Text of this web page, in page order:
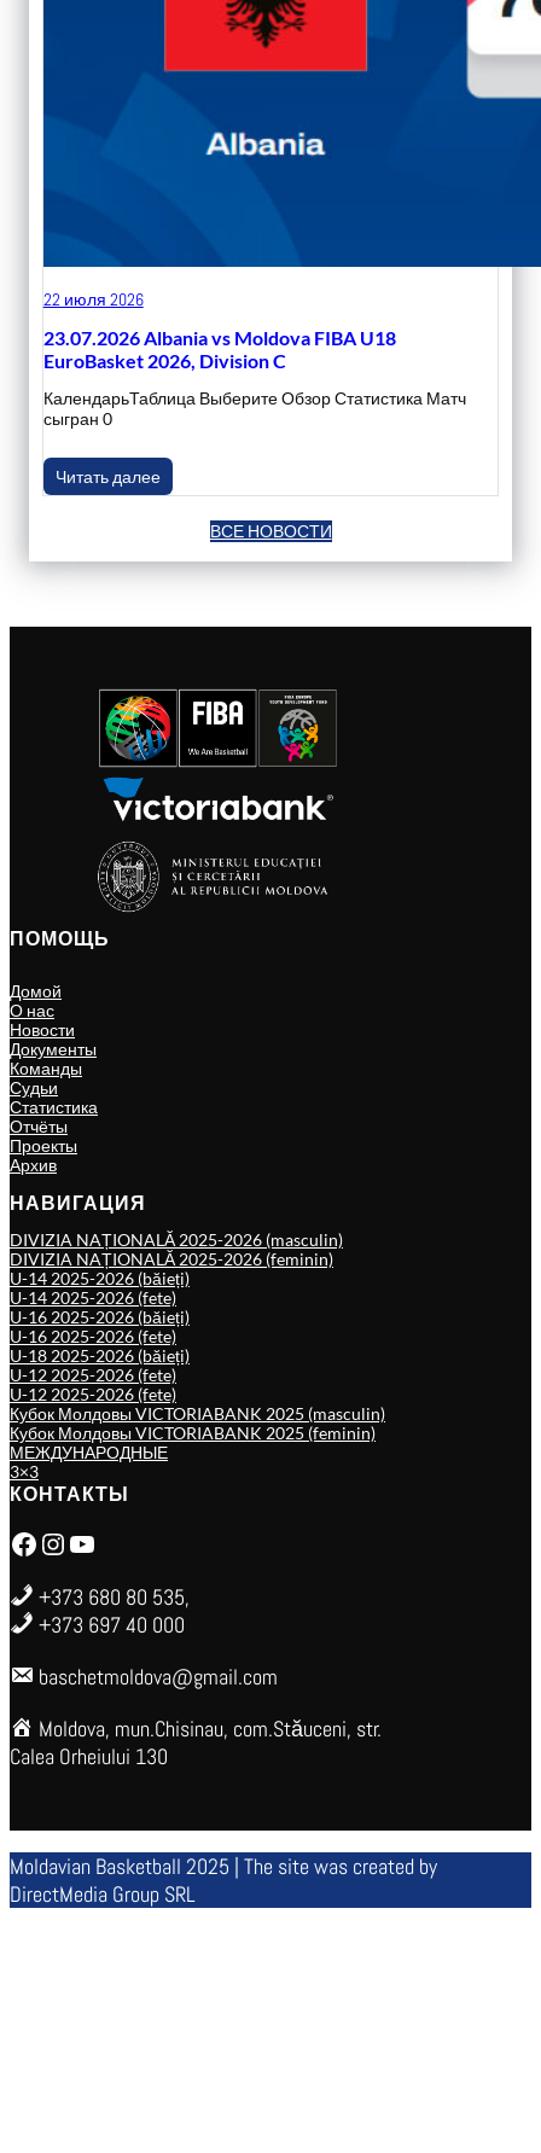
22 июля 2026
23.07.2026 Albania vs Moldova FIBA U18
EuroBasket 2026, Division C
КалендарьТаблица Выберите Обзор Статистика Матч
сыгран 0
Читать далее
ВСЕ НОВОСТИ
ПОМОЩЬ
Домой
О нас
Новости
Документы
Команды
Судьи
Статистика
Отчёты
Проекты
Архив
НАВИГАЦИЯ
DIVIZIA NAȚIONALĂ 2025-2026 (masculin)
DIVIZIA NAȚIONALĂ 2025-2026 (feminin)
U-14 2025-2026 (băieți)
U-14 2025-2026 (fete)
U-16 2025-2026 (băieți)
U-16 2025-2026 (fete)
U-18 2025-2026 (băieți)
U-12 2025-2026 (fete)
U-12 2025-2026 (fete)
Кубок Молдовы VICTORIABANK 2025 (masculin)
Кубок Молдовы VICTORIABANK 2025 (feminin)
МЕЖДУНАРОДНЫЕ
3×3
КОНТАКТЫ
Facebook Instagram YouTube
+373 680 80 535,
+373 697 40 000
baschetmoldova@gmail.com
Moldova, mun.Chisinau, com.Stăuceni, str.
Calea Orheiului 130
Moldavian Basketball 2025 | The site was created by
DirectMedia Group SRL